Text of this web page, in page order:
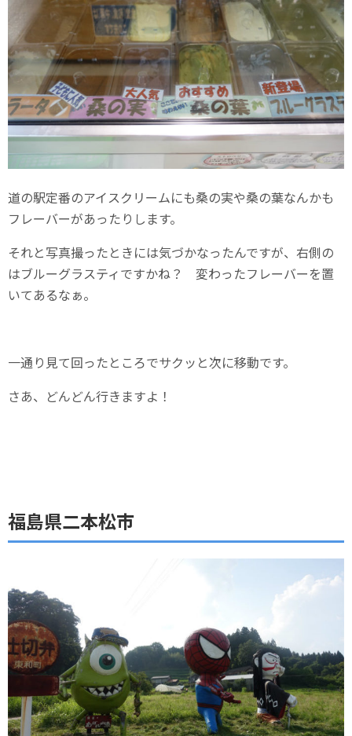
道の駅定番のアイスクリームにも桑の実や桑の葉なんかも
フレーバーがあったりします。
それと写真撮ったときには気づかなったんですが、右側の
はブルーグラスティですかね？ 変わったフレーバーを置
いてあるなぁ。
一通り見て回ったところでサクッと次に移動です。
さあ、どんどん行きますよ！
福島県二本松市